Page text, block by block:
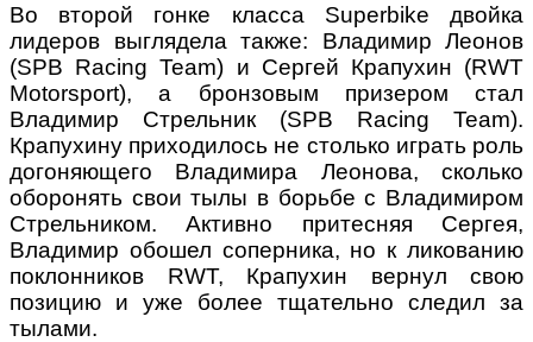
Во второй гонке класса Superbike двойка
лидеров выглядела также: Владимир Леонов
(SPB Racing Team) и Сергей Крапухин (RWT
Motorsport), а бронзовым призером стал
Владимир Стрельник (SPB Racing Team).
Крапухину приходилось не столько играть роль
догоняющего Владимира Леонова, сколько
оборонять свои тылы в борьбе с Владимиром
Стрельником. Активно притесняя Сергея,
Владимир обошел соперника, но к ликованию
поклонников RWT, Крапухин вернул свою
позицию и уже более тщательно следил за
тылами.